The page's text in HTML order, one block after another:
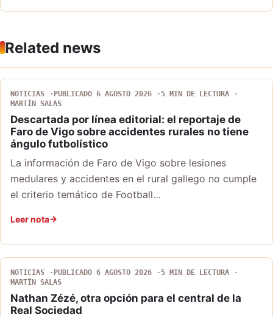
Related news
NOTICIAS PUBLICADO 6 AGOSTO 2026
5 MIN DE LECTURA
MARTÍN SALAS
Descartada por línea editorial: el reportaje de
Faro de Vigo sobre accidentes rurales no tiene
ángulo futbolístico
La información de Faro de Vigo sobre lesiones
medulares y accidentes en el rural gallego no cumple
el criterio temático de Football…
Leer nota
NOTICIAS PUBLICADO 6 AGOSTO 2026
5 MIN DE LECTURA
MARTÍN SALAS
Nathan Zézé, otra opción para el central de la
Real Sociedad